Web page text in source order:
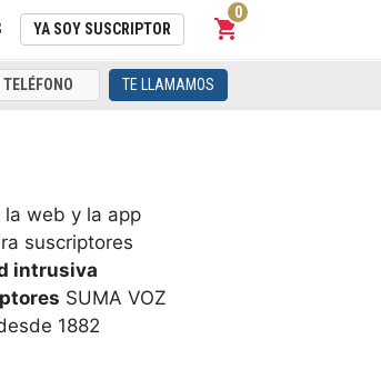
YA SOY SUSCRIPTOR shopping_cart
Carrito
0
TE LLAMAMOS
web y la app
suscriptores
intrusiva
SUMA VOZ
1882